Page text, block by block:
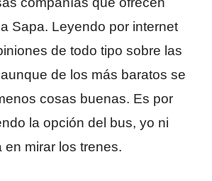
Sapa. Leyendo por internet
de todo tipo sobre las
de los más baratos se
cosas buenas. Es por
la opción del bus, yo ni
en mirar los trenes.